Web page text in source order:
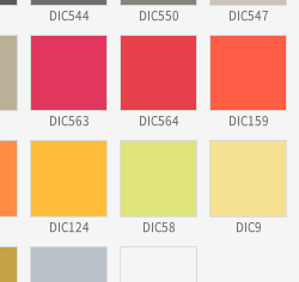
DIC544 DIC550 DIC547
DIC563 DIC564 DIC159
DIC124 DIC58 DIC9